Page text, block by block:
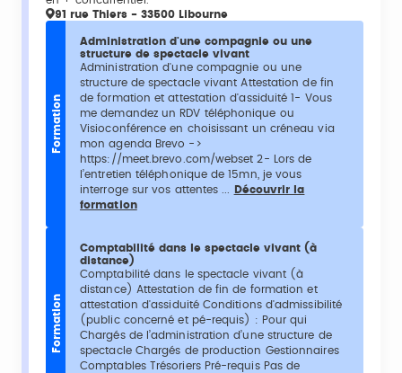
91 rue Thiers - 33500 Libourne
Formation
Administration d'une compagnie ou une
structure de spectacle vivant
Administration d'une compagnie ou une
structure de spectacle vivant Attestation de fin
de formation et attestation d'assiduité 1- Vous
me demandez un RDV téléphonique ou
Visioconférence en choisissant un créneau via
mon agenda Brevo ->
https://meet.brevo.com/webset 2- Lors de
l’entretien téléphonique de 15mn, je vous
interroge sur vos attentes ...
Découvrir la
formation
Formation
Comptabilité dans le spectacle vivant (à
distance)
Comptabilité dans le spectacle vivant (à
distance) Attestation de fin de formation et
attestation d'assiduité Conditions d'admissibilité
(public concerné et pé-requis) : Pour qui
Chargés de l’administration d’une structure de
spectacle Chargés de production Gestionnaires
Comptables Trésoriers Pré-requis Pas de